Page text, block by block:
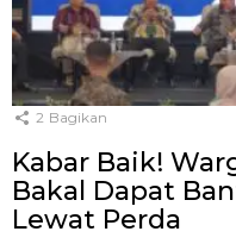
2 Bagikan
Kabar Baik!
Bakal Dapat
Lewat Perda